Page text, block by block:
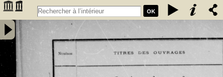
OK
Inventaire des fonds patrimoniaux lettres et sciences des
bibliothèques universitaires de Bordeaux. Registre 42. Numéros
d'inventaire de FR 61461 à FR 62480 - Université de Bordeaux